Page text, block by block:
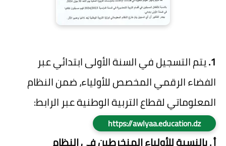
1. يتم التسجيل في السنة الأولى ابتدائي عبر
الفضاء الرقمي المخصص للأولياء، ضمن النظام
المعلوماتي لقطاع التربية الوطنية عبر الرابط:
https://awlyaa.education.dz
أ . بالنسبة للأولياء المنخرطين في النظام